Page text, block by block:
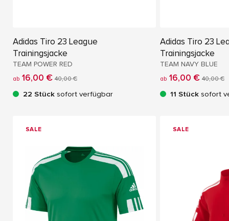
Adidas Tiro 23 League
Trainingsjacke
TEAM POWER RED
ab 16,00 € 40,00 €
22 Stück sofort verfügbar
Adidas Tiro 23
Trainingsjacke
TEAM NAVY BLUE
ab 16,00 € 40,00 €
11 Stück sofort
SALE SALE